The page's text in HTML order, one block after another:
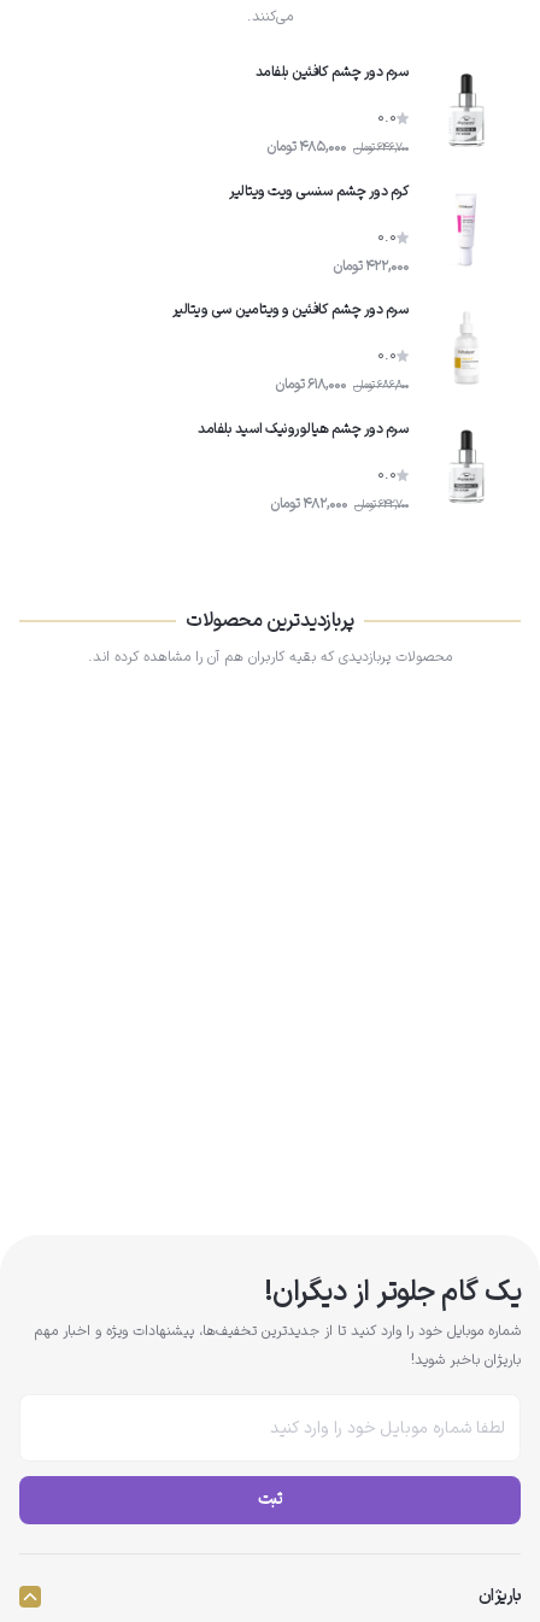
می‌کنند.
سرم دور چشم کافئین بلفامد
0.0
646,700تومان 485,000تومان
کرم دور چشم سنسی ویت ویتالیر
0.0
422,000تومان
سرم دور چشم کافئین و ویتامین سی ویتالیر
0.0
686,800تومان 618,000تومان
سرم دور چشم هیالورونیک اسید بلفامد
0.0
642,700تومان 482,000تومان
پربازدیدترین محصولات
محصولات پربازدیدی که بقیه کاربران هم آن را مشاهده کرده اند.
یک گام جلوتر از دیگران!
شماره موبایل خود را وارد کنید تا از جدیدترین تخفیف‌ها، پیشنهادات ویژه و اخبار مهم
باریژان باخبر شوید!
ثبت
باریژان